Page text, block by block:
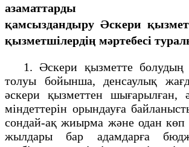
азаматтарды
қамсыздандыру Әскери
қызметшілердің мәртебесі
1. Әскери қызметте болудың
толуы бойынша, денсаулық
әскери қызметтен шығарылған,
міндеттерін орындауға
сондай-ақ жиырма және одан көп
жылдары бар адамдарға